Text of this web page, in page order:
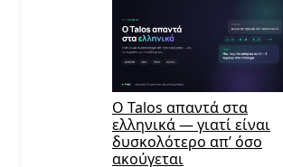
Ο Talos απαντά στα
ελληνικά — γιατί είναι
δυσκολότερο απ’ όσο
ακούγεται